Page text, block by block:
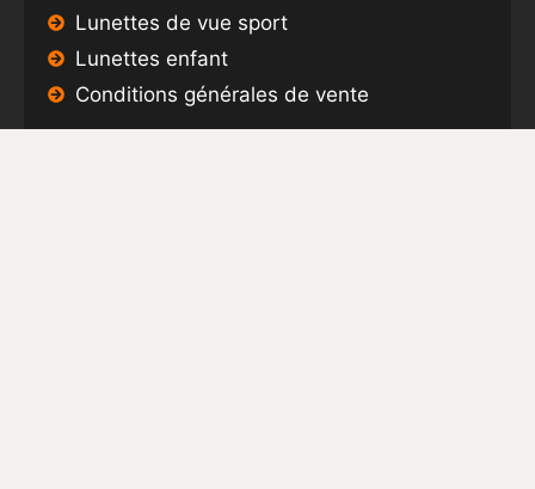
Lunettes de vue sport
Lunettes enfant
Conditions générales de vente